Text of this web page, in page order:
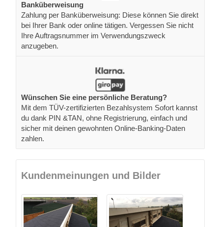
Banküberweisung
Zahlung per Banküberweisung: Diese können Sie direkt
bei Ihrer Bank oder online tätigen. Vergessen Sie nicht
Ihre Auftragsnummer im Verwendungszweck
anzugeben.
Wünschen Sie eine persönliche Beratung?
Mit dem TÜV-zertifizierten Bezahlsystem Sofort kannst
du dank PIN &TAN, ohne Registrierung, einfach und
sicher mit deinen gewohnten Online-Banking-Daten
zahlen.
Kundenmeinungen und Bilder